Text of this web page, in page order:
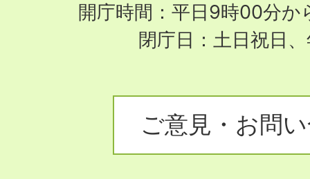
開庁時間：平日9時00分
閉庁日：土日祝日
ご意見・お問